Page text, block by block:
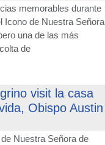
memorables durante
Icono de Nuestra Señora
una de las más
de
visit la casa
Obispo Austin
Nuestra Señora de